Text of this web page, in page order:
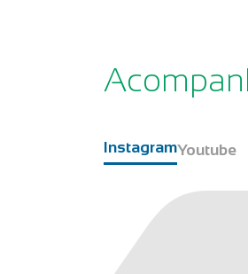
InstagramYoutube